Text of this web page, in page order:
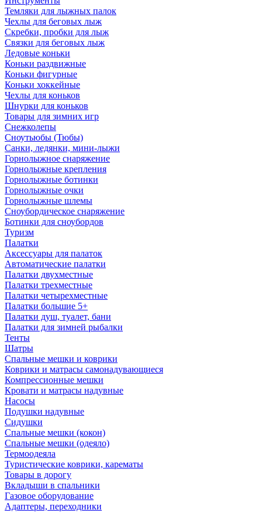
Темляки для лыжных палок
Чехлы для беговых лыж
Скребки, пробки для лыж
Связки для беговых лыж
Ледовые коньки
Коньки раздвижные
Коньки фигурные
Коньки хоккейные
Чехлы для коньков
Шнурки для коньков
Товары для зимних игр
Снежколепы
Сноутьюбы (Тюбы)
Санки, ледянки, мини-лыжи
Горнолыжное снаряжение
Горнолыжные крепления
Горнолыжные ботинки
Горнолыжные очки
Горнолыжные шлемы
Сноубордическое снаряжение
Ботинки для сноубордов
Туризм
Палатки
Аксессуары для палаток
Автоматические палатки
Палатки двухместные
Палатки трехместные
Палатки четырехместные
Палатки большие 5+
Палатки душ, туалет, бани
Палатки для зимней рыбалки
Тенты
Шатры
Спальные мешки и коврики
Коврики и матрасы самонадувающиеся
Компрессионные мешки
Кровати и матрасы надувные
Насосы
Подушки надувные
Сидушки
Спальные мешки (кокон)
Спальные мешки (одеяло)
Термоодеяла
Туристические коврики, карематы
Товары в дорогу
Вкладыши в спальники
Газовое оборудование
Адаптеры, переходники